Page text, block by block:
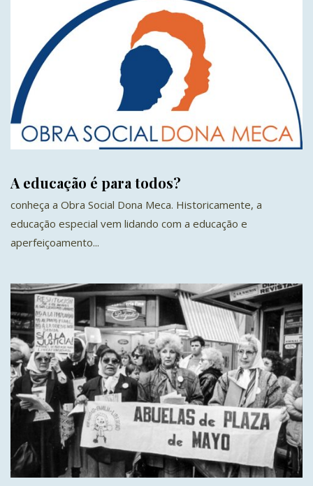
A educação é para todos?
conheça a Obra Social Dona Meca. Historicamente, a
educação especial vem lidando com a educação e
aperfeiçoamento...